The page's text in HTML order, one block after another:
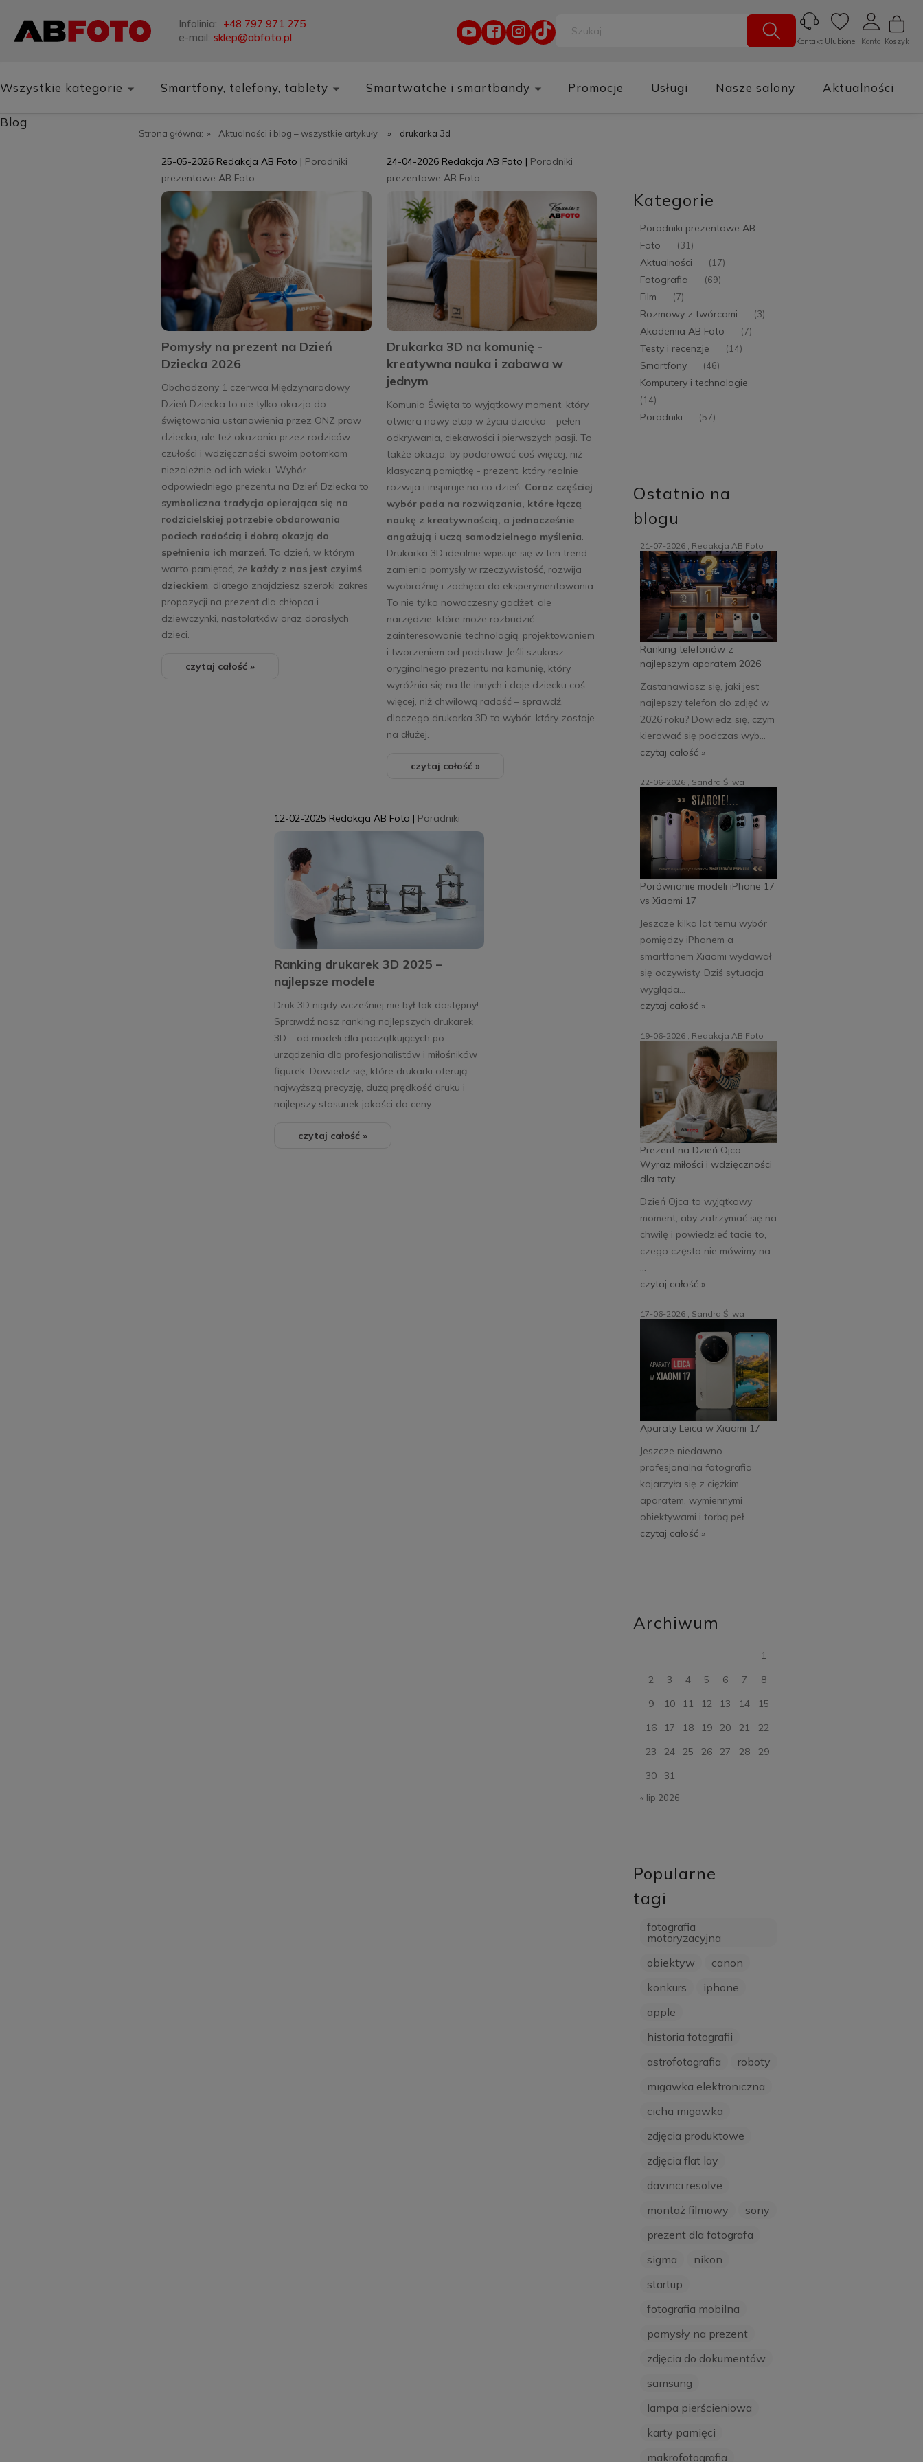
Infolinia: +48 797 971 275
e-mail: sklep@abfoto.pl Koszyk
Konto
Ulubione
Kontakt
Wszystkie kategorie Smartfony, telefony, tablety Smartwatche i smartbandy Promocje Usługi Nasze salony Aktualności
Blog
Strona główna: » Aktualności i blog – wszystkie artykuły » drukarka 3d
Pomysły na prezent na Dzień
Dziecka 2026
25-05-2026 Redakcja AB Foto | Poradniki
prezentowe AB Foto
Obchodzony 1 czerwca Międzynarodowy
Dzień Dziecka to nie tylko okazja do
świętowania ustanowienia przez ONZ praw
dziecka, ale też okazania przez rodziców
czułości i wdzięczności swoim potomkom
niezależnie od ich wieku. Wybór
odpowiedniego prezentu na Dzień Dziecka to
symboliczna tradycja opierająca się na
rodzicielskiej potrzebie obdarowania
pociech radością i dobrą okazją do
spełnienia ich marzeń. To dzień, w którym
warto pamiętać, że każdy z nas jest czyimś
dzieckiem, dlatego znajdziesz szeroki zakres
propozycji na prezent dla chłopca i
dziewczynki, nastolatków oraz dorosłych
dzieci.
czytaj całość »
Drukarka 3D na komunię -
kreatywna nauka i zabawa w
jednym
24-04-2026 Redakcja AB Foto | Poradniki
prezentowe AB Foto
Komunia Święta to wyjątkowy moment, który
otwiera nowy etap w życiu dziecka – pełen
odkrywania, ciekawości i pierwszych pasji. To
także okazja, by podarować coś więcej, niż
klasyczną pamiątkę - prezent, który realnie
rozwija i inspiruje na co dzień. Coraz częściej
wybór pada na rozwiązania, które łączą
naukę z kreatywnością, a jednocześnie
angażują i uczą samodzielnego myślenia.
Drukarka 3D idealnie wpisuje się w ten trend -
zamienia pomysły w rzeczywistość, rozwija
wyobraźnię i zachęca do eksperymentowania.
To nie tylko nowoczesny gadżet, ale
narzędzie, które może rozbudzić
zainteresowanie technologią, projektowaniem
i tworzeniem od podstaw. Jeśli szukasz
oryginalnego prezentu na komunię, który
wyróżnia się na tle innych i daje dziecku coś
więcej, niż chwilową radość – sprawdź,
dlaczego drukarka 3D to wybór, który zostaje
na dłużej.
czytaj całość »
Ranking drukarek 3D 2025 –
najlepsze modele
12-02-2025 Redakcja AB Foto | Poradniki
Druk 3D nigdy wcześniej nie był tak dostępny!
Sprawdź nasz ranking najlepszych drukarek
3D – od modeli dla początkujących po
urządzenia dla profesjonalistów i miłośników
figurek. Dowiedz się, które drukarki oferują
najwyższą precyzję, dużą prędkość druku i
najlepszy stosunek jakości do ceny.
czytaj całość »
Kategorie
Poradniki prezentowe AB
Foto
(31)
Aktualności (17)
Fotografia (69)
Film (7)
Rozmowy z twórcami (3)
Akademia AB Foto (7)
Testy i recenzje (14)
Smartfony (46)
Komputery i technologie
(14)
Poradniki (57)
Ostatnio na
blogu
Ranking telefonów z
najlepszym aparatem 2026
21-07-2026 , Redakcja AB Foto
Zastanawiasz się, jaki jest
najlepszy telefon do zdjęć w
2026 roku? Dowiedz się, czym
kierować się podczas wyb...
czytaj całość »
Porównanie modeli iPhone 17
vs Xiaomi 17
22-06-2026 , Sandra Śliwa
Jeszcze kilka lat temu wybór
pomiędzy iPhonem a
smartfonem Xiaomi wydawał
się oczywisty. Dziś sytuacja
wygląda...
czytaj całość »
Prezent na Dzień Ojca -
Wyraz miłości i wdzięczności
dla taty
19-06-2026 , Redakcja AB Foto
Dzień Ojca to wyjątkowy
moment, aby zatrzymać się na
chwilę i powiedzieć tacie to,
czego często nie mówimy na
...
czytaj całość »
Aparaty Leica w Xiaomi 17
17-06-2026 , Sandra Śliwa
Jeszcze niedawno
profesjonalna fotografia
kojarzyła się z ciężkim
aparatem, wymiennymi
obiektywami i torbą peł...
czytaj całość »
Archiwum
1
2
3 4 5 6 7
8
9
10 11 12 13 14
15
16
17 18 19 20 21
22
23
24 25 26 27 28
29
30
31
« lip 2026
Popularne
tagi
fotografia
motoryzacyjna
obiektyw
canon
konkurs
iphone
apple
historia fotografii
astrofotografia
roboty
migawka elektroniczna
cicha migawka
zdjęcia produktowe
zdjęcia flat lay
davinci resolve
montaż filmowy
sony
prezent dla fotografa
sigma
nikon
startup
fotografia mobilna
pomysły na prezent
zdjęcia do dokumentów
samsung
lampa pierścieniowa
karty pamięci
makrofotografia